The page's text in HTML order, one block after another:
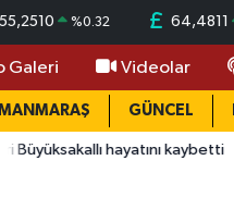
55,2510 %0.32 64,4811
Galeri Videolar
GÜNCEL
hayatını kaybetti 15:38